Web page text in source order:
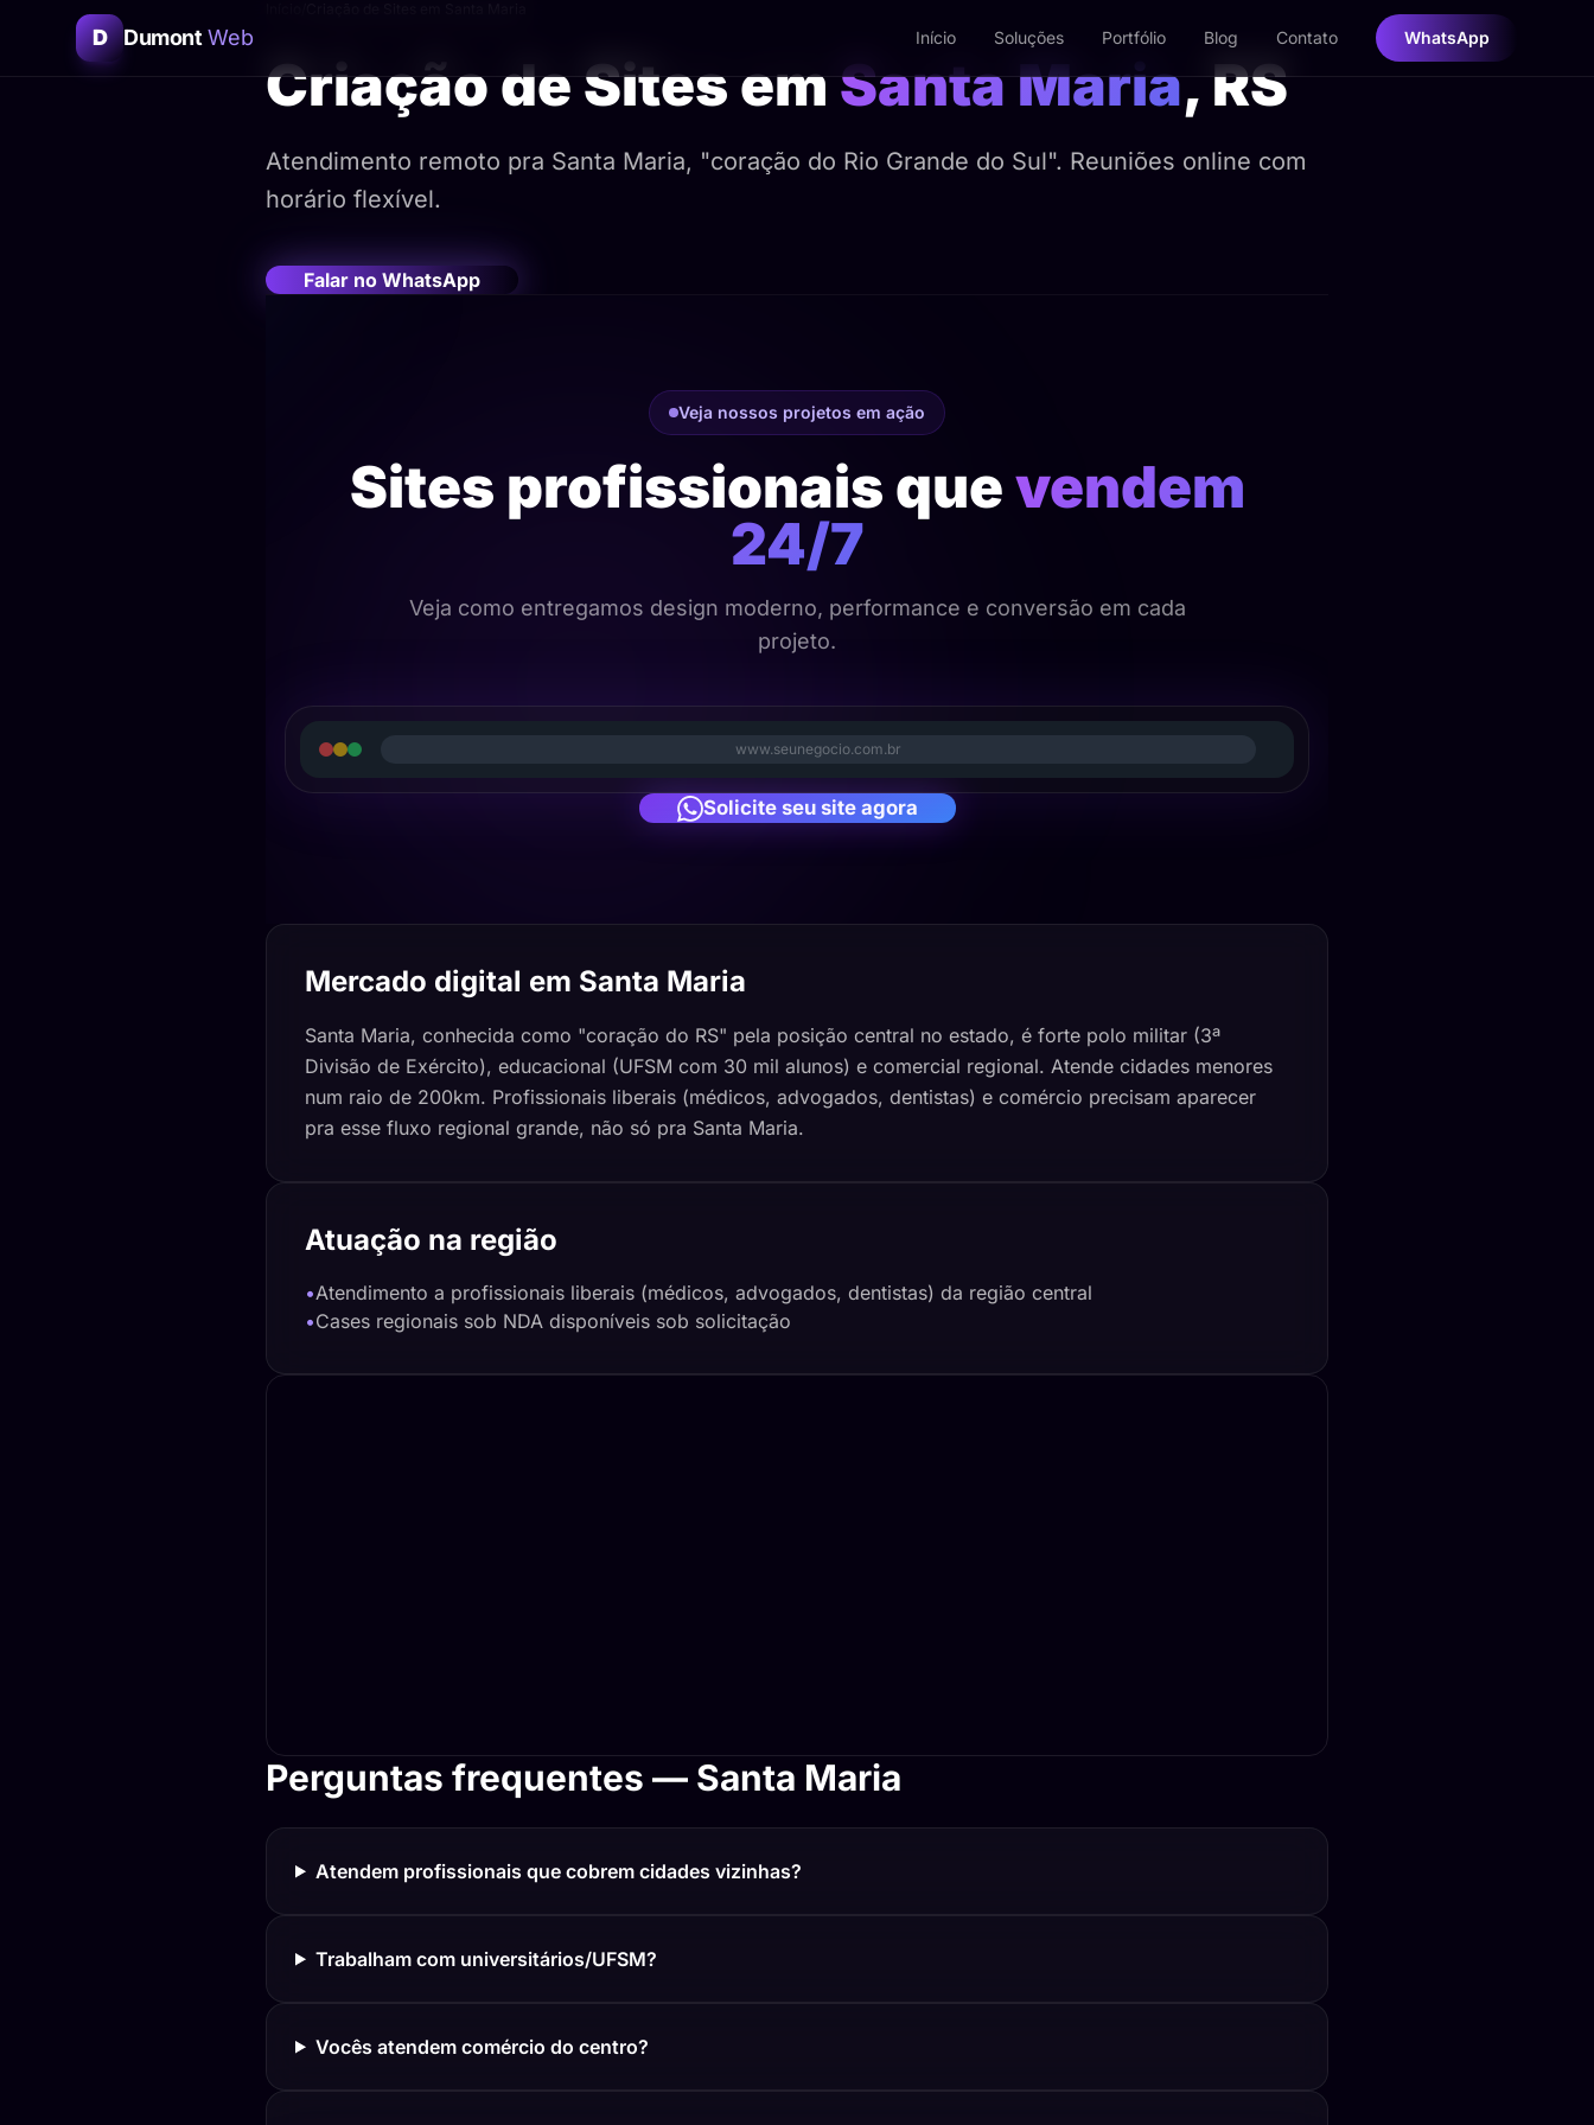
D Dumont Web Início Soluções Portfólio Blog Contato WhatsApp
Criação de Sites em Santa Maria, RS
Atendimento remoto pra Santa Maria, "coração do Rio Grande do Sul". Reuniões online com
horário flexível.
Falar no WhatsApp
Veja nossos projetos em ação
Sites profissionais quevendem
24/7
Veja como entregamos design moderno, performance e conversão em cada
projeto.
www.seunegocio.com.br
Solicite seu site agora
Mercado digital em Santa Maria
Santa Maria, conhecida como "coração do RS" pela posição central no estado, é forte polo militar (3ª
Divisão de Exército), educacional (UFSM com 30 mil alunos) e comercial regional. Atende cidades menores
num raio de 200km. Profissionais liberais (médicos, advogados, dentistas) e comércio precisam aparecer
pra esse fluxo regional grande, não só pra Santa Maria.
Atuação na região
•Atendimento a profissionais liberais (médicos, advogados, dentistas) da região central
•Cases regionais sob NDA disponíveis sob solicitação
Perguntas frequentes — Santa Maria
Atendem profissionais que cobrem cidades vizinhas?
Trabalham com universitários/UFSM?
Vocês atendem comércio do centro?